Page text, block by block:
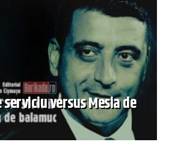
versus Mesia de